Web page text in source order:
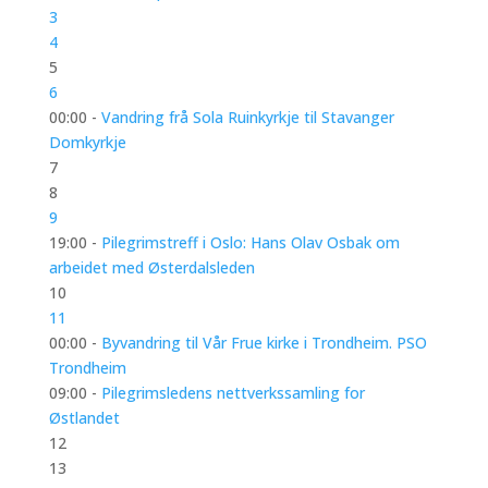
3
4
5
6
00:00 - Vandring frå Sola Ruinkyrkje til Stavanger
Domkyrkje
7
8
9
19:00 - Pilegrimstreff i Oslo: Hans Olav Osbak om
arbeidet med Østerdalsleden
10
11
00:00 - Byvandring til Vår Frue kirke i Trondheim. PSO
Trondheim
09:00 - Pilegrimsledens nettverkssamling for
Østlandet
12
13